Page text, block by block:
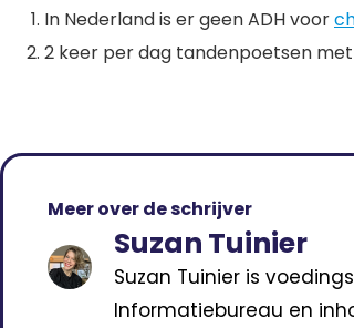
In Nederland is er geen ADH voor
2 keer per dag tandenpoetsen met
Meer over de schrijver
Suzan Tuinier
Suzan Tuinier is
Informatiebureau en